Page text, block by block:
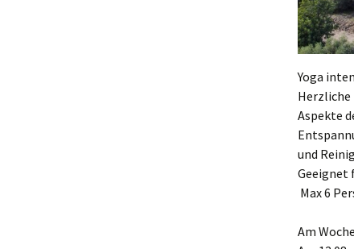
Yoga
Herzliche
Aspekte
und
Geeignet
Max 6
Am